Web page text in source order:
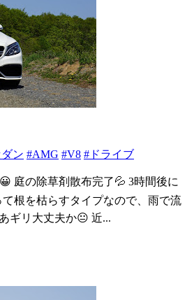
ン #AMG #V8 #ドライブ
庭の除草剤散布完了💦 3時間後に
根を枯らすタイプなので、雨で流
ギリ大丈夫か😐️ 近...